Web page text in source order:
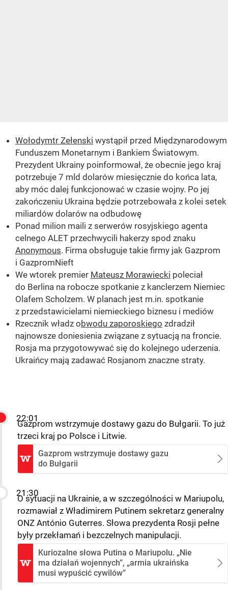
Wołodymtr Zełenski wystąpił przed Międzynarodowym
Funduszem Monetarnym i Bankiem Światowym.
Prezydent Ukrainy poinformował, że obecnie jego kraj
potrzebuje 7 mld dolarów miesięcznie do końca lata,
aby móc dalej funkcjonować w czasie wojny. Po jej
zakończeniu Ukraina będzie potrzebowała z kolei setek
miliardów dolarów na odbudowę
Ponad milion maili z serwerów rosyjskiego agenta
celnego ALET przechwycili hakerzy spod znaku
Anonymous. Firma obsługuje takie firmy jak Gazprom
i GazpromNieft
We wtorek premier Mateusz Morawiecki poleciał
do Berlina na robocze spotkanie z kanclerzem Niemiec
Olafem Scholzem. W planach jest m.in. spotkanie
z przedstawicielami niemieckiego biznesu i mediów
Rzecznik władz obwodu zaporoskiego zdradził
najnowsze doniesienia związane z sytuacją na froncie.
Rosja ma przygotowywać się do kolejnego uderzenia.
Ukraińcy mają zadawać Rosjanom znaczne straty.
22:01
Gazprom wstrzymuje dostawy gazu do Bułgarii. To już
trzeci kraj po Polsce i Litwie.
Gazprom wstrzymuje dostawy gazu
do Bułgarii
21:30
O sytuacji na Ukrainie, a w szczególności w Mariupolu,
rozmawiał z Władimirem Putinem sekretarz generalny
ONZ António Guterres. Słowa prezydenta Rosji pełne
były przekłamań i bezczelnych manipulacji.
Kuriozalne słowa Putina o Mariupolu. „Nie
ma działań wojennych”, „armia ukraińska
musi wypuścić cywilów”